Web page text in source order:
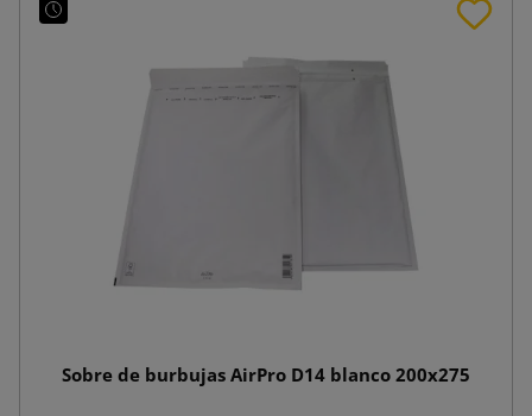
Sobre de burbujas AirPro D14 blanco 200x275